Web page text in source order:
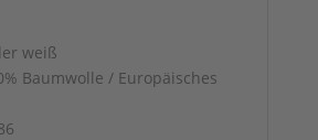
weiß
Baumwolle / Europäisches